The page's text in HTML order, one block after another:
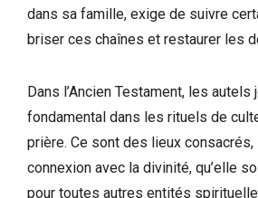
dans sa famille, exige de suivre
briser ces chaînes et restaurer les
Dans l’Ancien Testament, les autels
fondamental dans les rituels de
prière. Ce sont des lieux
connexion avec la divinité, qu’elle
pour toutes autres entités